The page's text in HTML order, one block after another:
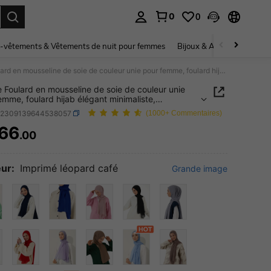
0 0
vêtements & Vêtements de nuit pour femmes Bijoux & Accessoires pour
1 pièce Foulard en mousseline de soie de couleur unie pour femme, foulard hijab élégant minimaliste, accessoires, serviette de plage
Foulard en mousseline de soie de couleur unie
foulard hijab élégant minimaliste,
serviette de plage
(1000+ Commentaires)
AND AVAILABILITY
.00
Imprimé léopard café Grande image